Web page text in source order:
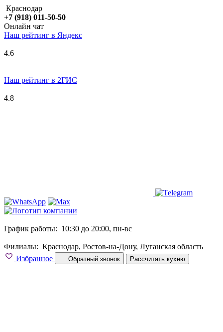
Краснодар
+7 (918) 011-50-50
Онлайн чат
Наш рейтинг в Яндекс
4.6
Наш рейтинг в 2ГИС
4.8
График работы: 10:30 до 20:00, пн-вс
Филиалы: Краснодар, Ростов-на-Дону, Луганская область
Избранное
Обратный звонок Рассчитать кухню